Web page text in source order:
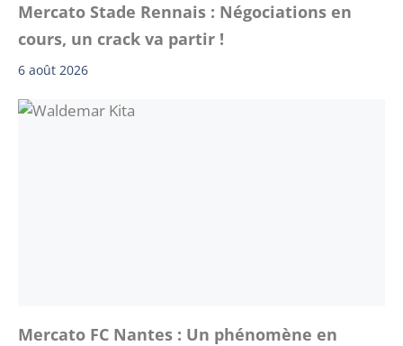
Mercato Stade Rennais : Négociations en
cours, un crack va partir !
6 août 2026
Mercato FC Nantes : Un phénomène en